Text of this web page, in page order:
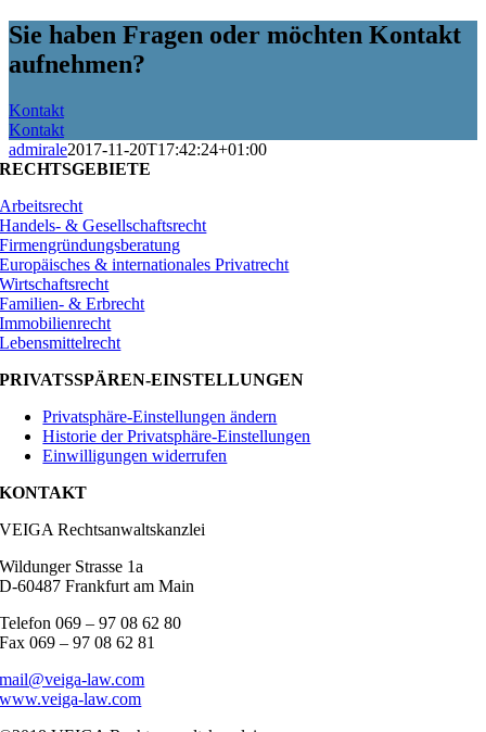
Sie haben Fragen oder möchten Kontakt
aufnehmen?
Kontakt
Kontakt
admirale2017-11-20T17:42:24+01:00
RECHTSGEBIETE
Arbeitsrecht
Handels- & Gesellschaftsrecht
Firmengründungsberatung
Europäisches & internationales Privatrecht
Wirtschaftsrecht
Familien- & Erbrecht
Immobilienrecht
Lebensmittelrecht
PRIVATSSPÄREN-EINSTELLUNGEN
Privatsphäre-Einstellungen ändern
Historie der Privatsphäre-Einstellungen
Einwilligungen widerrufen
KONTAKT
VEIGA Rechtsanwaltskanzlei
Wildunger Strasse 1a
D-60487 Frankfurt am Main
Telefon 069 – 97 08 62 80
Fax 069 – 97 08 62 81
mail@veiga-law.com
www.veiga-law.com